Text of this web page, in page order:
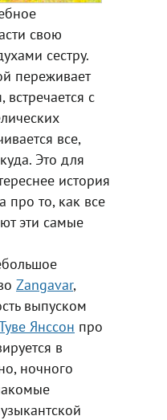
свою
сестру.
переживает
с
все,
Это для
история
про то, как все
эти самые
Zangavar,
выпуском
Янссон про
в
ночного